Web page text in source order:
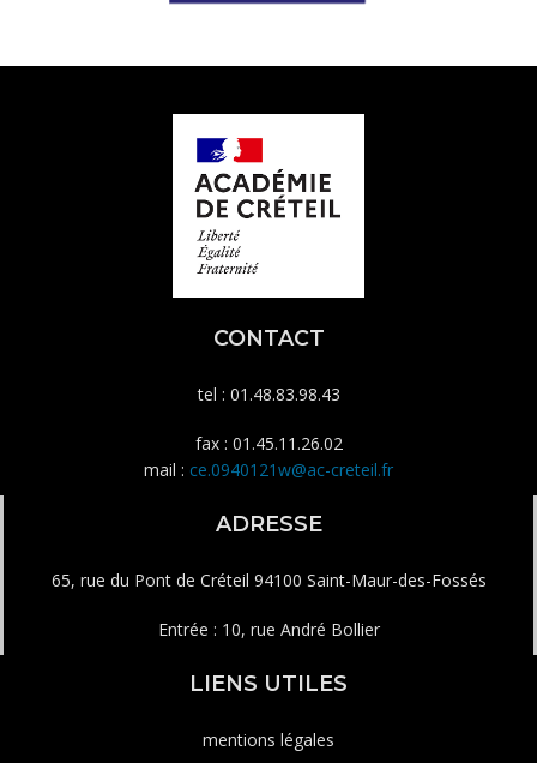
CONTACT
tel : 01.48.83.98.43
fax : 01.45.11.26.02
mail : ce.0940121w@ac-creteil.fr
ADRESSE
65, rue du Pont de Créteil 94100 Saint-Maur-des-Fossés
Entrée : 10, rue André Bollier
LIENS UTILES
mentions légales